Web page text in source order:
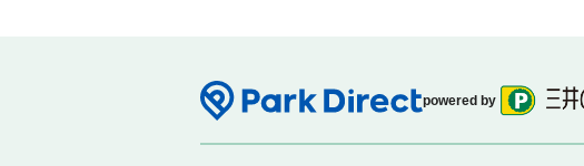
powered by